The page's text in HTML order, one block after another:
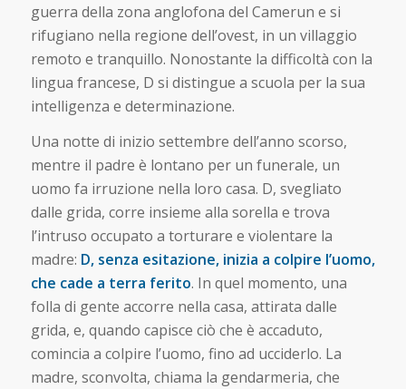
guerra della zona anglofona del Camerun e si
rifugiano nella regione dell’ovest, in un villaggio
remoto e tranquillo. Nonostante la difficoltà con la
lingua francese, D si distingue a scuola per la sua
intelligenza e determinazione.
Una notte di inizio settembre dell’anno scorso,
mentre il padre è lontano per un funerale, un
uomo fa irruzione nella loro casa. D, svegliato
dalle grida, corre insieme alla sorella e trova
l’intruso occupato a torturare e violentare la
madre: D, senza esitazione, inizia a colpire l’uomo,
che cade a terra ferito. In quel momento, una
folla di gente accorre nella casa, attirata dalle
grida, e, quando capisce ciò che è accaduto,
comincia a colpire l’uomo, fino ad ucciderlo. La
madre, sconvolta, chiama la gendarmeria, che